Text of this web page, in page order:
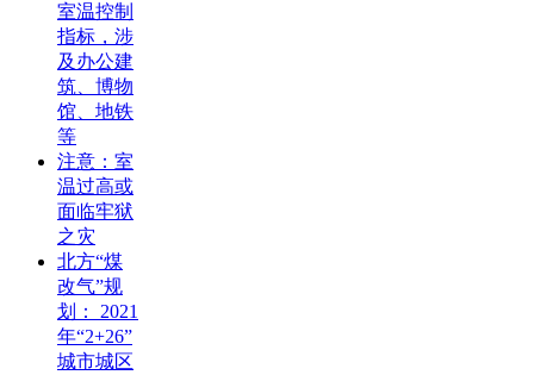
室温控制
指标，涉
及办公建
筑、博物
馆、地铁
等
注意：室
温过高或
面临牢狱
之灾
北方“煤
改气”规
划： 2021
年“2+26”
城市城区